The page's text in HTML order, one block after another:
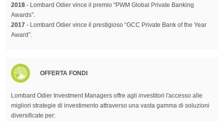
2018- Lombard Odier vince il premio “PWM Global Private Banking
Awards”.
2017- Lombard Odier vince il prestigioso “GCC Private Bank of the Year
Award”.
OFFERTA FONDI
Lombard Odier Investment Managers offre agli investitori l'accesso alle
migliori strategie di investimento attraverso una vasta gamma di soluzioni
diversificate per: